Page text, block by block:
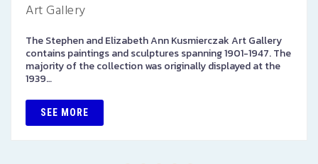
Art Gallery
The Stephen and Elizabeth Ann Kusmierczak Art Gallery
contains paintings and sculptures spanning 1901-1947. The
majority of the collection was originally displayed at the
1939…
SEE MORE